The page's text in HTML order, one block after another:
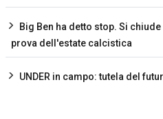
Big Ben ha detto stop. Si
prova dell'estate calcistica
UNDER in campo: tutela del